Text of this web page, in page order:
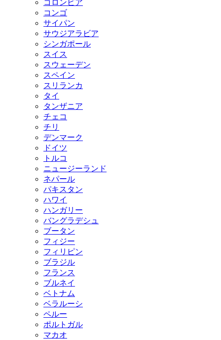
コロンビア
コンゴ
サイパン
サウジアラビア
シンガポール
スイス
スウェーデン
スペイン
スリランカ
タイ
タンザニア
チェコ
チリ
デンマーク
ドイツ
トルコ
ニュージーランド
ネパール
パキスタン
ハワイ
ハンガリー
バングラデシュ
ブータン
フィジー
フィリピン
ブラジル
フランス
ブルネイ
ベトナム
ベラルーシ
ペルー
ポルトガル
マカオ